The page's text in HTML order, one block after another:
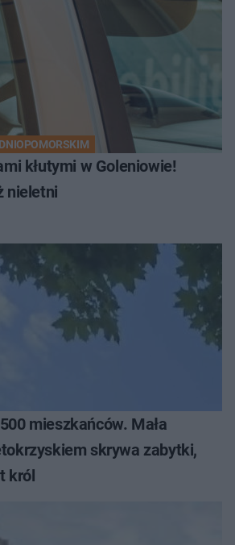
kłutymi w Goleniowie!
nieletni
mieszkańców. Mała
skrywa zabytki,
król